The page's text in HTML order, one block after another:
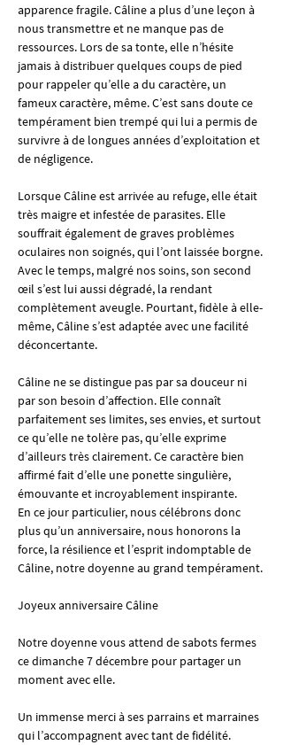
apparence fragile. Câline a plus d’une leçon à
nous transmettre et ne manque pas de
ressources. Lors de sa tonte, elle n’hésite
jamais à distribuer quelques coups de pied
pour rappeler qu’elle a du caractère, un
fameux caractère, même. C’est sans doute ce
tempérament bien trempé qui lui a permis de
survivre à de longues années d’exploitation et
de négligence.
Lorsque Câline est arrivée au refuge, elle était
très maigre et infestée de parasites. Elle
souffrait également de graves problèmes
oculaires non soignés, qui l’ont laissée borgne.
Avec le temps, malgré nos soins, son second
œil s’est lui aussi dégradé, la rendant
complètement aveugle. Pourtant, fidèle à elle-
même, Câline s’est adaptée avec une facilité
déconcertante.
Câline ne se distingue pas par sa douceur ni
par son besoin d’affection. Elle connaît
parfaitement ses limites, ses envies, et surtout
ce qu’elle ne tolère pas, qu’elle exprime
d’ailleurs très clairement. Ce caractère bien
affirmé fait d’elle une ponette singulière,
émouvante et incroyablement inspirante.
En ce jour particulier, nous célébrons donc
plus qu’un anniversaire, nous honorons la
force, la résilience et l’esprit indomptable de
Câline, notre doyenne au grand tempérament.
Joyeux anniversaire Câline
Notre doyenne vous attend de sabots fermes
ce dimanche 7 décembre pour partager un
moment avec elle.
Un immense merci à ses parrains et marraines
qui l’accompagnent avec tant de fidélité.